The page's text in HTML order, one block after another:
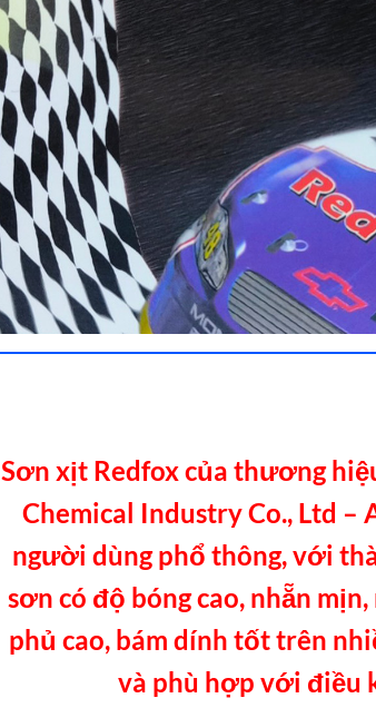
Sơn xịt Redfox của thương
Chemical Industry Co., Ltd –
người dùng phổ thông, với
sơn có độ bóng cao, nhẵn
phủ cao, bám dính tốt trên
và phù hợp với điều